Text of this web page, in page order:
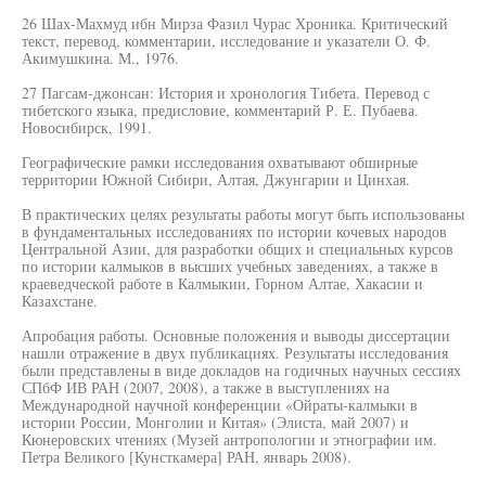
26 Шах-Махмуд ибн Мирза Фазил Чурас Хроника. Критический
текст, перевод, комментарии, исследование и указатели О. Ф.
Акимушкина. М., 1976.
27 Пагсам-джонсан: История и хронология Тибета. Перевод с
тибетского языка, предисловие, комментарий Р. Е. Пубаева.
Новосибирск, 1991.
Географические рамки исследования охватывают обширные
территории Южной Сибири, Алтая, Джунгарии и Цинхая.
В практических целях результаты работы могут быть использованы
в фундаментальных исследованиях по истории кочевых народов
Центральной Азии, для разработки общих и специальных курсов
по истории калмыков в высших учебных заведениях, а также в
краеведческой работе в Калмыкии, Горном Алтае, Хакасии и
Казахстане.
Апробация работы. Основные положения и выводы диссертации
нашли отражение в двух публикациях. Результаты исследования
были представлены в виде докладов на годичных научных сессиях
СПбФ ИВ РАН (2007, 2008), а также в выступлениях на
Международной научной конференции «Ойраты-калмыки в
истории России, Монголии и Китая» (Элиста, май 2007) и
Кюнеровских чтениях (Музей антропологии и этнографии им.
Петра Великого [Кунсткамера] РАН, январь 2008).